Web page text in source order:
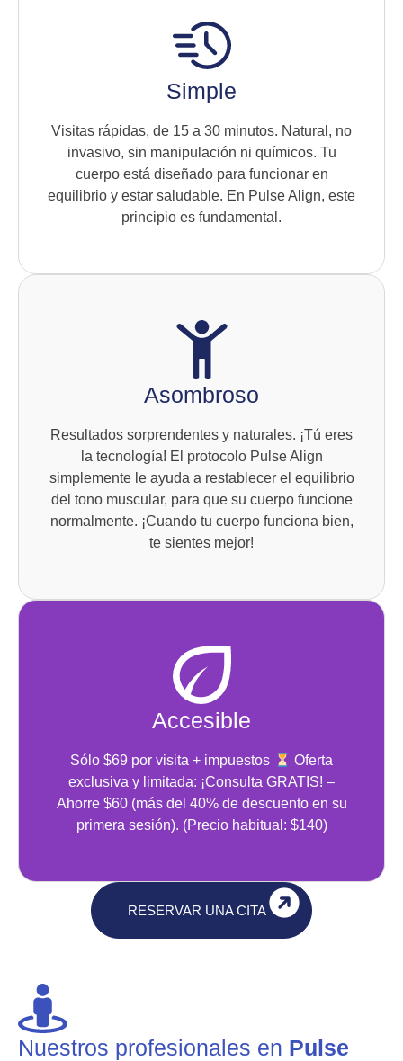
Simple
Visitas rápidas, de 15 a 30 minutos. Natural, no
invasivo, sin manipulación ni químicos. Tu
cuerpo está diseñado para funcionar en
equilibrio y estar saludable. En Pulse Align, este
principio es fundamental.
Asombroso
Resultados sorprendentes y naturales. ¡Tú eres
la tecnología! El protocolo Pulse Align
simplemente le ayuda a restablecer el equilibrio
del tono muscular, para que su cuerpo funcione
normalmente. ¡Cuando tu cuerpo funciona bien,
te sientes mejor!
Accesible
Sólo $69 por visita + impuestos
Oferta
exclusiva y limitada: ¡Consulta GRATIS! –
Ahorre $60 (más del 40% de descuento en su
primera sesión). (Precio habitual: $140)
RESERVAR UNA CITA
Nuestros profesionales en Pulse